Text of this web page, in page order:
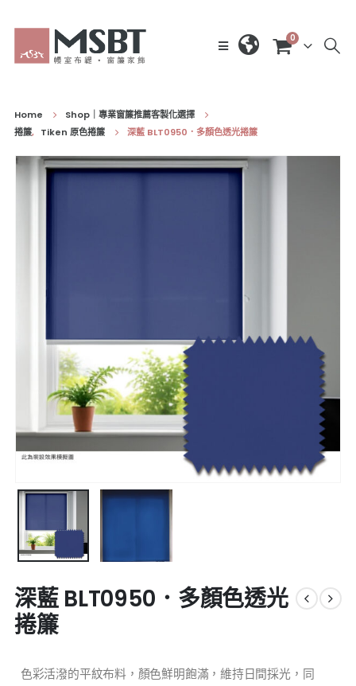
0
Home
Shop｜專業窗簾推薦客製化選擇
捲簾, Tiken 原色捲簾 深藍 BLT0950．多顏色透光捲簾
深藍 BLT0950．多顏色透光
捲簾
色彩活潑的平紋布料，顏色鮮明飽滿，維持日間採光，同